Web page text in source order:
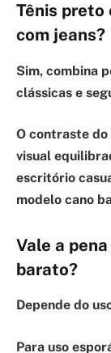
Tênis preto
com jeans?
Sim, combina
clássicas e
O contraste do
visual
escritório
modelo cano
Vale a
barato?
Depende do
Para uso